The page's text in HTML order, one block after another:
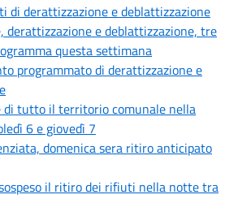
di derattizzazione e deblattizzazione
derattizzazione e deblattizzazione, tre
questa settimana
programmato di derattizzazione e
di tutto il territorio comunale nella
6 e giovedì 7
domenica sera ritiro anticipato
il ritiro dei rifiuti nella notte tra